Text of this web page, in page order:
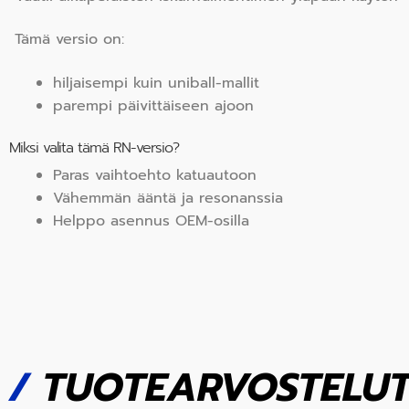
Tämä versio on:
hiljaisempi kuin uniball-mallit
parempi päivittäiseen ajoon
Miksi valita tämä RN-versio?
Paras vaihtoehto katuautoon
Vähemmän ääntä ja resonanssia
Helppo asennus OEM-osilla
/